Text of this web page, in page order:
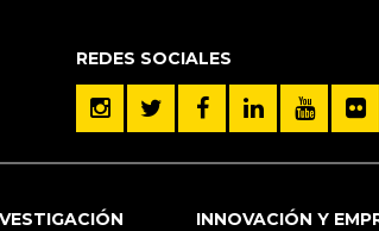
REDES SOCIALES
INNOVACIÓN Y